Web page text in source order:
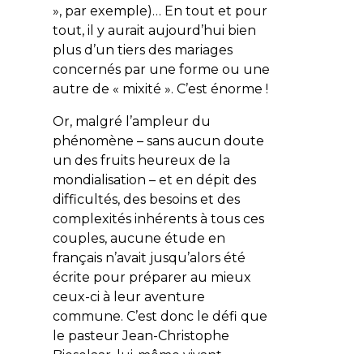
», par exemple)… En tout et pour
tout, il y aurait aujourd’hui bien
plus d’un tiers des mariages
concernés par une forme ou une
autre de « mixité ». C’est énorme !
Or, malgré l’ampleur du
phénomène – sans aucun doute
un des fruits heureux de la
mondialisation – et en dépit des
difficultés, des besoins et des
complexités inhérents à tous ces
couples, aucune étude en
français n’avait jusqu’alors été
écrite pour préparer au mieux
ceux-ci à leur aventure
commune. C’est donc le défi que
le pasteur Jean-Christophe